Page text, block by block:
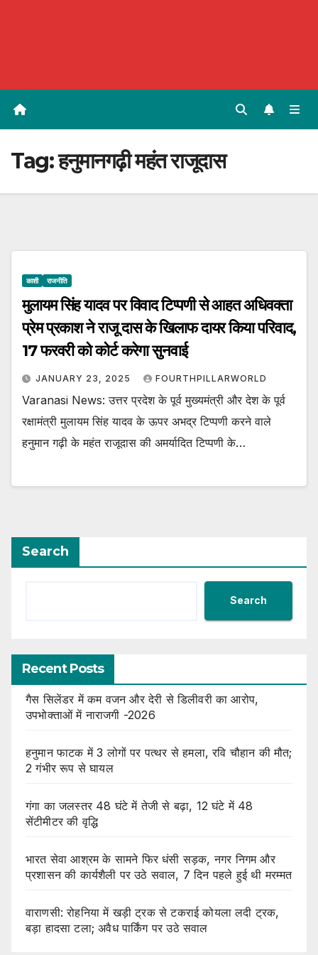
Tag:हनुमानगढ़ी महंत राजूदास
काशी राजनीति
मुलायम सिंह यादव पर विवाद टिप्पणी से आहत अधिवक्ता
प्रेम प्रकाश ने राजू दास के खिलाफ दायर किया परिवाद,
17 फरवरी को कोर्ट करेगा सुनवाई
JANUARY 23, 2025 FOURTHPILLARWORLD
Varanasi News: उत्तर प्रदेश के पूर्व मुख्यमंत्री और देश के पूर्व
रक्षामंत्री मुलायम सिंह यादव के ऊपर अभद्र टिप्पणी करने वाले
हनुमान गढ़ी के महंत राजूदास की अमर्यादित टिप्पणी के…
Search
Search
Recent Posts
गैस सिलेंडर में कम वजन और देरी से डिलीवरी का आरोप,
उपभोक्ताओं में नाराजगी -2026
हनुमान फाटक में 3 लोगों पर पत्थर से हमला, रवि चौहान की मौत;
2 गंभीर रूप से घायल
गंगा का जलस्तर 48 घंटे में तेजी से बढ़ा, 12 घंटे में 48
सेंटीमीटर की वृद्धि
भारत सेवा आश्रम के सामने फिर धंसी सड़क, नगर निगम और
प्रशासन की कार्यशैली पर उठे सवाल, 7 दिन पहले हुई थी मरम्मत
वाराणसी: रोहनिया में खड़ी ट्रक से टकराई कोयला लदी ट्रक,
बड़ा हादसा टला; अवैध पार्किंग पर उठे सवाल